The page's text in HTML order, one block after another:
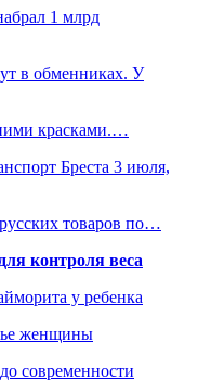
1 млрд
в обменниках. У
красками.…
Бреста 3 июля,
товаров по…
контроля веса
у ребенка
женщины
современности